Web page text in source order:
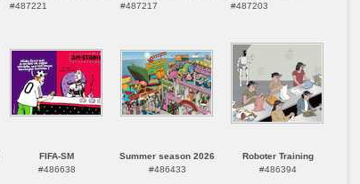
#487221
#487217
#487203
FIFA-SM
#486638
Summer season 2026
#486433
Roboter Training
#486394